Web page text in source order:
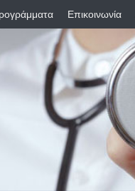
Επικοινωνία